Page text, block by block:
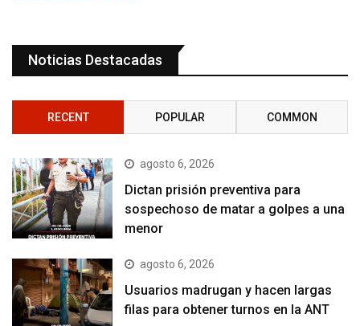
Noticias Destacadas
RECENT POPULAR COMMON
agosto 6, 2026
Dictan prisión preventiva para
sospechoso de matar a golpes a una
menor
agosto 6, 2026
Usuarios madrugan y hacen largas
filas para obtener turnos en la ANT